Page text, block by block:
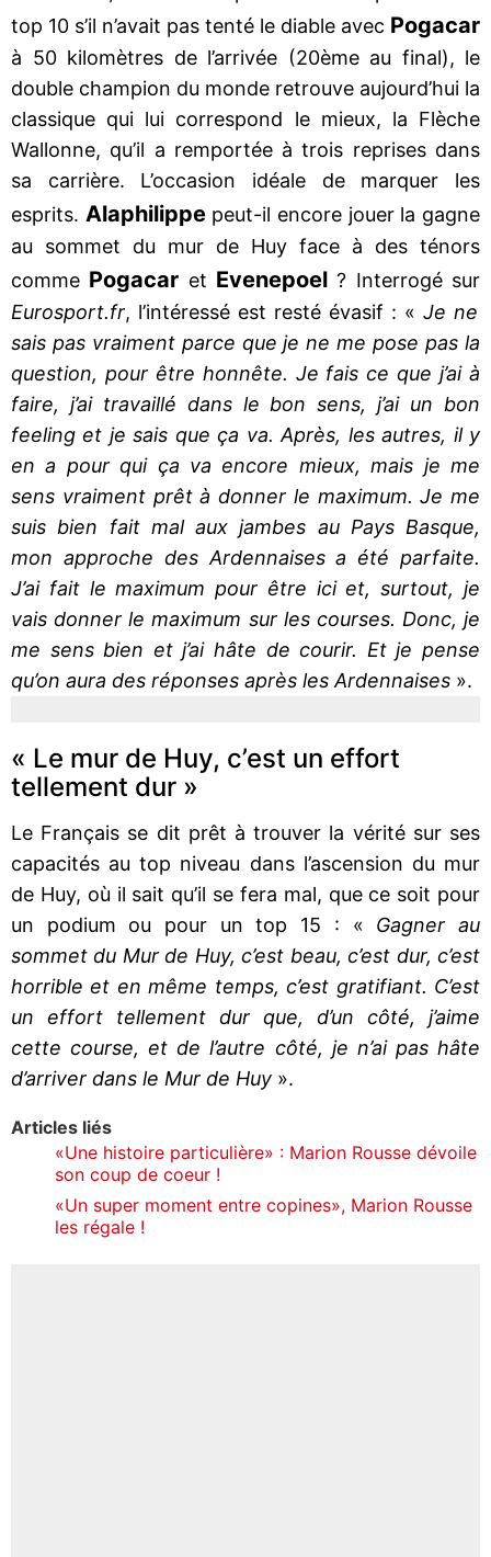
top 10 s’il n’avait pas tenté le diable avec Pogacar
à 50 kilomètres de l’arrivée (20ème au final), le
double champion du monde retrouve aujourd’hui la
classique qui lui correspond le mieux, la Flèche
Wallonne, qu’il a remportée à trois reprises dans
sa carrière. L’occasion idéale de marquer les
esprits. Alaphilippe peut-il encore jouer la gagne
au sommet du mur de Huy face à des ténors
comme Pogacar et Evenepoel? Interrogé sur
Eurosport.fr, l’intéressé est resté évasif : « Je ne
sais pas vraiment parce que je ne me pose pas la
question, pour être honnête. Je fais ce que j’ai à
faire, j’ai travaillé dans le bon sens, j’ai un bon
feeling et je sais que ça va. Après, les autres, il y
en a pour qui ça va encore mieux, mais je me
sens vraiment prêt à donner le maximum. Je me
suis bien fait mal aux jambes au Pays Basque,
mon approche des Ardennaises a été parfaite.
J’ai fait le maximum pour être ici et, surtout, je
vais donner le maximum sur les courses. Donc, je
me sens bien et j’ai hâte de courir. Et je pense
qu’on aura des réponses après les Ardennaises ».
« Le mur de Huy, c’est un effort
tellement dur »
Le Français se dit prêt à trouver la vérité sur ses
capacités au top niveau dans l’ascension du mur
de Huy, où il sait qu’il se fera mal, que ce soit pour
un podium ou pour un top 15 : « Gagner au
sommet du Mur de Huy, c’est beau, c’est dur, c’est
horrible et en même temps, c’est gratifiant. C’est
un effort tellement dur que, d’un côté, j’aime
cette course, et de l’autre côté, je n’ai pas hâte
d’arriver dans le Mur de Huy ».
Articles liés
«Une histoire particulière» : Marion Rousse dévoile
son coup de coeur !
«Un super moment entre copines», Marion Rousse
les régale !